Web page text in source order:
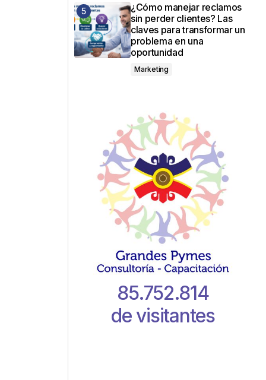
¿Cómo manejar reclamos
sin perder clientes? Las
claves para transformar un
problema en una
oportunidad
Marketing
85.752.814
de visitantes